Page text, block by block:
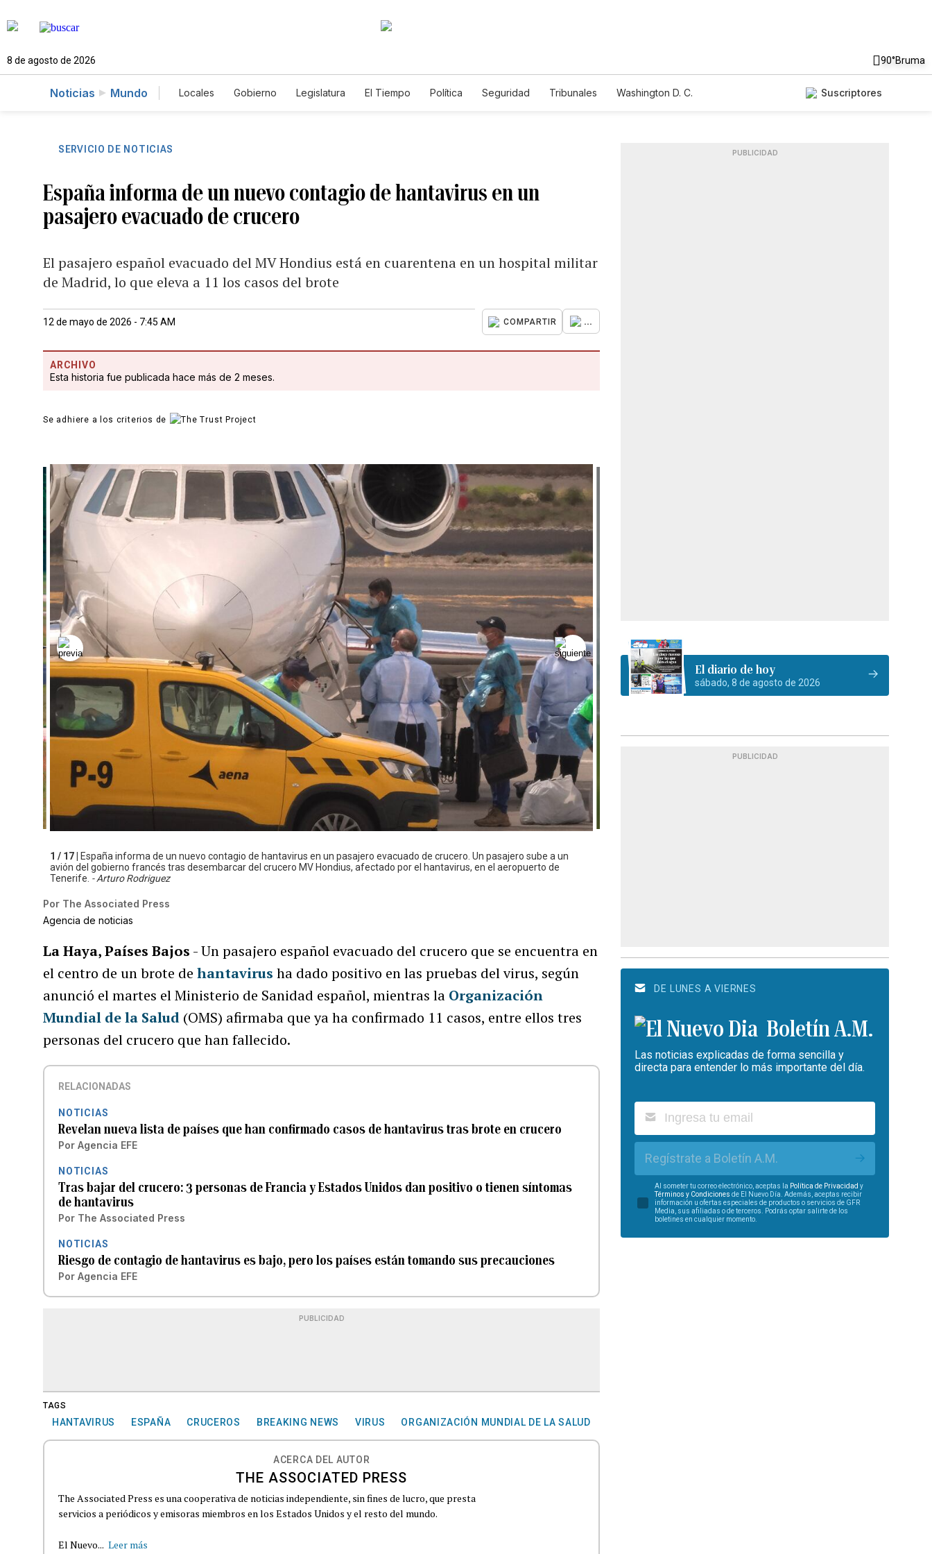
8 de agosto de 2026 90°Bruma
Noticias Mundo Locales Gobierno Legislatura El Tiempo Política Seguridad Tribunales
Washington D. C.
Suscriptores
SERVICIO DE NOTICIAS
España informa de un nuevo contagio de hantavirus en un
pasajero evacuado de crucero
El pasajero español evacuado del MV Hondius está en cuarentena en un hospital militar
de Madrid, lo que eleva a 11 los casos del brote
12 de mayo de 2026 - 7:45 AM COMPARTIR ...
ARCHIVO
Esta historia fue publicada hace más de 2 meses.
Se adhiere a los criterios de
1 / 17 |
España informa de un nuevo contagio de hantavirus en un pasajero evacuado de crucero. Un pasajero sube a un
avión del gobierno francés tras desembarcar del crucero MV Hondius, afectado por el hantavirus, en el aeropuerto de
Tenerife. - Arturo Rodriguez
Por The Associated Press
Agencia de noticias
La Haya, Países Bajos - Un pasajero español evacuado del crucero que se encuentra en
el centro de un brote dehantavirus ha dado positivo en las pruebas del virus, según
anunció el martes el Ministerio de Sanidad español, mientras la Organización
Mundial de la Salud (OMS) afirmaba que ya ha confirmado 11 casos, entre ellos tres
personas del crucero que han fallecido.
RELACIONADAS
NOTICIAS
Revelan nueva lista de países que han confirmado casos de hantavirus tras brote en crucero
Por Agencia EFE
NOTICIAS
Tras bajar del crucero: 3 personas de Francia y Estados Unidos dan positivo o tienen síntomas
de hantavirus
Por The Associated Press
NOTICIAS
Riesgo de contagio de hantavirus es bajo, pero los países están tomando sus precauciones
Por Agencia EFE
PUBLICIDAD
TAGS
HANTAVIRUS ESPAÑA CRUCEROS BREAKING NEWS VIRUS ORGANIZACIÓN MUNDIAL DE LA SALUD
ACERCA DEL AUTOR
THE ASSOCIATED PRESS
The Associated Press es una cooperativa de noticias independiente, sin fines de lucro, que presta
servicios a periódicos y emisoras miembros en los Estados Unidos y el resto del mundo.
El Nuevo... Leer más
PUBLICIDAD
El diario de hoy
sábado, 8 de agosto de 2026
PUBLICIDAD
DE LUNES A VIERNES
Boletín A.M.
Las noticias explicadas de forma sencilla y
directa para entender lo más importante del día.
Regístrate a Boletín A.M.
Al someter tu correo electrónico, aceptas la Política de Privacidad y
Términos y Condiciones de El Nuevo Día. Además, aceptas recibir
información u ofertas especiales de productos o servicios de GFR
Media, sus afiliadas o de terceros. Podrás optar salirte de los
boletines en cualquier momento.